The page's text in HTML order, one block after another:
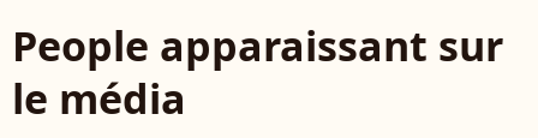
People apparaissant sur
le média